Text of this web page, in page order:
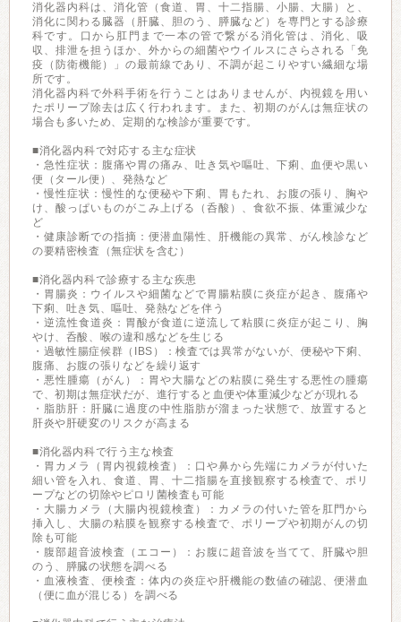
消化器内科は、消化管（食道、胃、十二指腸、小腸、大腸）と、
消化に関わる臓器（肝臓、胆のう、膵臓など）を専門とする診療
科です。口から肛門まで一本の管で繋がる消化管は、消化、吸
収、排泄を担うほか、外からの細菌やウイルスにさらされる「免
疫（防衛機能）」の最前線であり、不調が起こりやすい繊細な場
所です。
消化器内科で外科手術を行うことはありませんが、内視鏡を用い
たポリープ除去は広く行われます。また、初期のがんは無症状の
場合も多いため、定期的な検診が重要です。
■消化器内科で対応する主な症状
・急性症状：腹痛や胃の痛み、吐き気や嘔吐、下痢、血便や黒い
便（タール便）、発熱など
・慢性症状：慢性的な便秘や下痢、胃もたれ、お腹の張り、胸や
け、酸っぱいものがこみ上げる（呑酸）、食欲不振、体重減少な
ど
・健康診断での指摘：便潜血陽性、肝機能の異常、がん検診など
の要精密検査（無症状を含む）
■消化器内科で診療する主な疾患
・胃腸炎：ウイルスや細菌などで胃腸粘膜に炎症が起き、腹痛や
下痢、吐き気、嘔吐、発熱などを伴う
・逆流性食道炎：胃酸が食道に逆流して粘膜に炎症が起こり、胸
やけ、呑酸、喉の違和感などを生じる
・過敏性腸症候群（IBS）：検査では異常がないが、便秘や下痢、
腹痛、お腹の張りなどを繰り返す
・悪性腫瘍（がん）：胃や大腸などの粘膜に発生する悪性の腫瘍
で、初期は無症状だが、進行すると血便や体重減少などが現れる
・脂肪肝：肝臓に過度の中性脂肪が溜まった状態で、放置すると
肝炎や肝硬変のリスクが高まる
■消化器内科で行う主な検査
・胃カメラ（胃内視鏡検査）：口や鼻から先端にカメラが付いた
細い管を入れ、食道、胃、十二指腸を直接観察する検査で、ポリ
ープなどの切除やピロリ菌検査も可能
・大腸カメラ（大腸内視鏡検査）：カメラの付いた管を肛門から
挿入し、大腸の粘膜を観察する検査で、ポリープや初期がんの切
除も可能
・腹部超音波検査（エコー）：お腹に超音波を当てて、肝臓や胆
のう、膵臓の状態を調べる
・血液検査、便検査：体内の炎症や肝機能の数値の確認、便潜血
（便に血が混じる）を調べる